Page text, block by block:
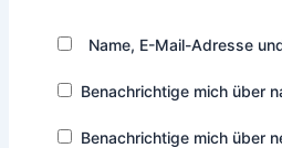
Name, E-Mail-Adresse
Benachrichtige mich über
Benachrichtige mich über